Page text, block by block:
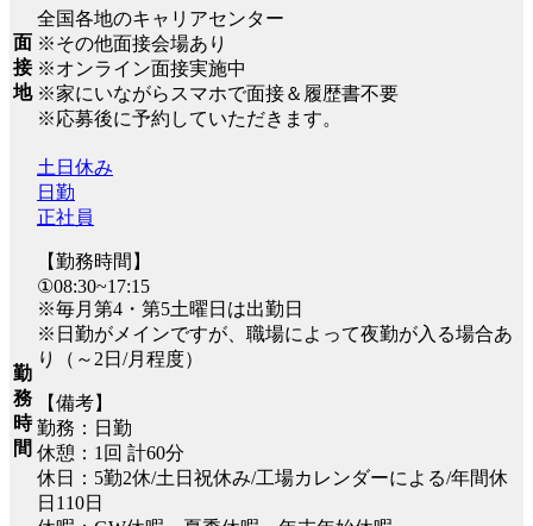
面
接
地
全国各地のキャリアセンター
※その他面接会場あり
※オンライン面接実施中
※家にいながらスマホで面接＆履歴書不要
※応募後に予約していただきます。
勤
務
時
間
土日休み
日勤
正社員
【勤務時間】
①08:30~17:15
※毎月第4・第5土曜日は出勤日
※日勤がメインですが、職場によって夜勤が入る場合あ
り（～2日/月程度）
【備考】
勤務：日勤
休憩：1回 計60分
休日：5勤2休/土日祝休み/工場カレンダーによる/年間休
日110日